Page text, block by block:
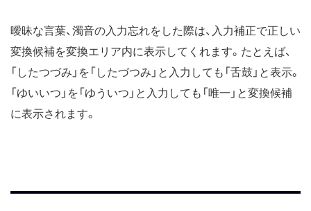
曖昧な言葉、濁音の入力忘れをした際は、入力補正で正しい
変換候補を変換エリア内に表示してくれます。たとえば、
「したつづみ」を「したづつみ」と入力しても「舌鼓」と表示。
「ゆいいつ」を「ゆういつ」と入力しても「唯一」と変換候補
に表示されます。